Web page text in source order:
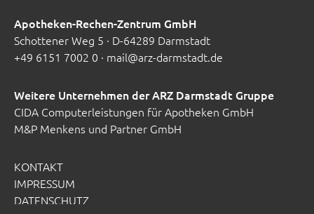
Apotheken-Rechen-Zentrum GmbH
Schottener Weg 5 · D-64289 Darmstadt
+49 6151 7002 0 · mail@arz-darmstadt.de
Weitere Unternehmen der ARZ Darmstadt Gruppe
CIDA Computerleistungen für Apotheken GmbH
M&P Menkens und Partner GmbH
KONTAKT
IMPRESSUM
DATENSCHUTZ